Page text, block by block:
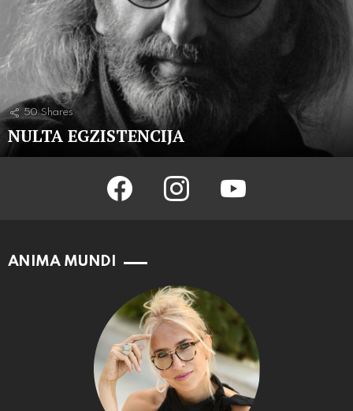
50 Shares
NULTA EGZISTENCIJA
facebook instagram youtube
ANIMA MUNDI